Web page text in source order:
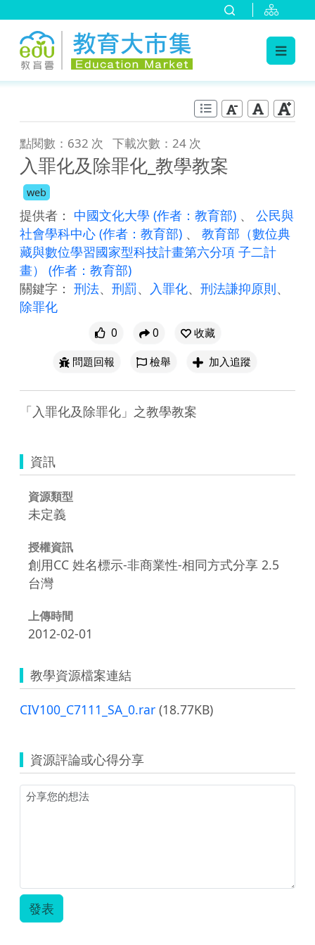
點閱數：632 次 下載次數：24 次
入罪化及除罪化_教學教案
web
提供者： 中國文化大學 (作者：教育部) 、 公民與
社會學科中心 (作者：教育部) 、 教育部（數位典
藏與數位學習國家型科技計畫第六分項 子二計
畫） (作者：教育部)
關鍵字： 刑法、 刑罰、 入罪化、 刑法謙抑原則、
除罪化
0 0
收藏
問題回報
檢舉 加入追蹤
「入罪化及除罪化」之教學教案
資訊
資源類型
未定義
授權資訊
創用CC 姓名標示-非商業性-相同方式分享 2.5
台灣
上傳時間
2012-02-01
教學資源檔案連結
CIV100_C7111_SA_0.rar (18.77KB)
資源評論或心得分享
發表